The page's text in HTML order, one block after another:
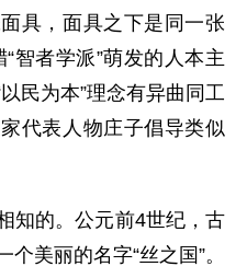
具，面具之下是同一张
智者学派”萌发的人本主
民为本”理念有异曲同工
代表人物庄子倡导类似
的。公元前4世纪，古
美丽的名字“丝之国”。